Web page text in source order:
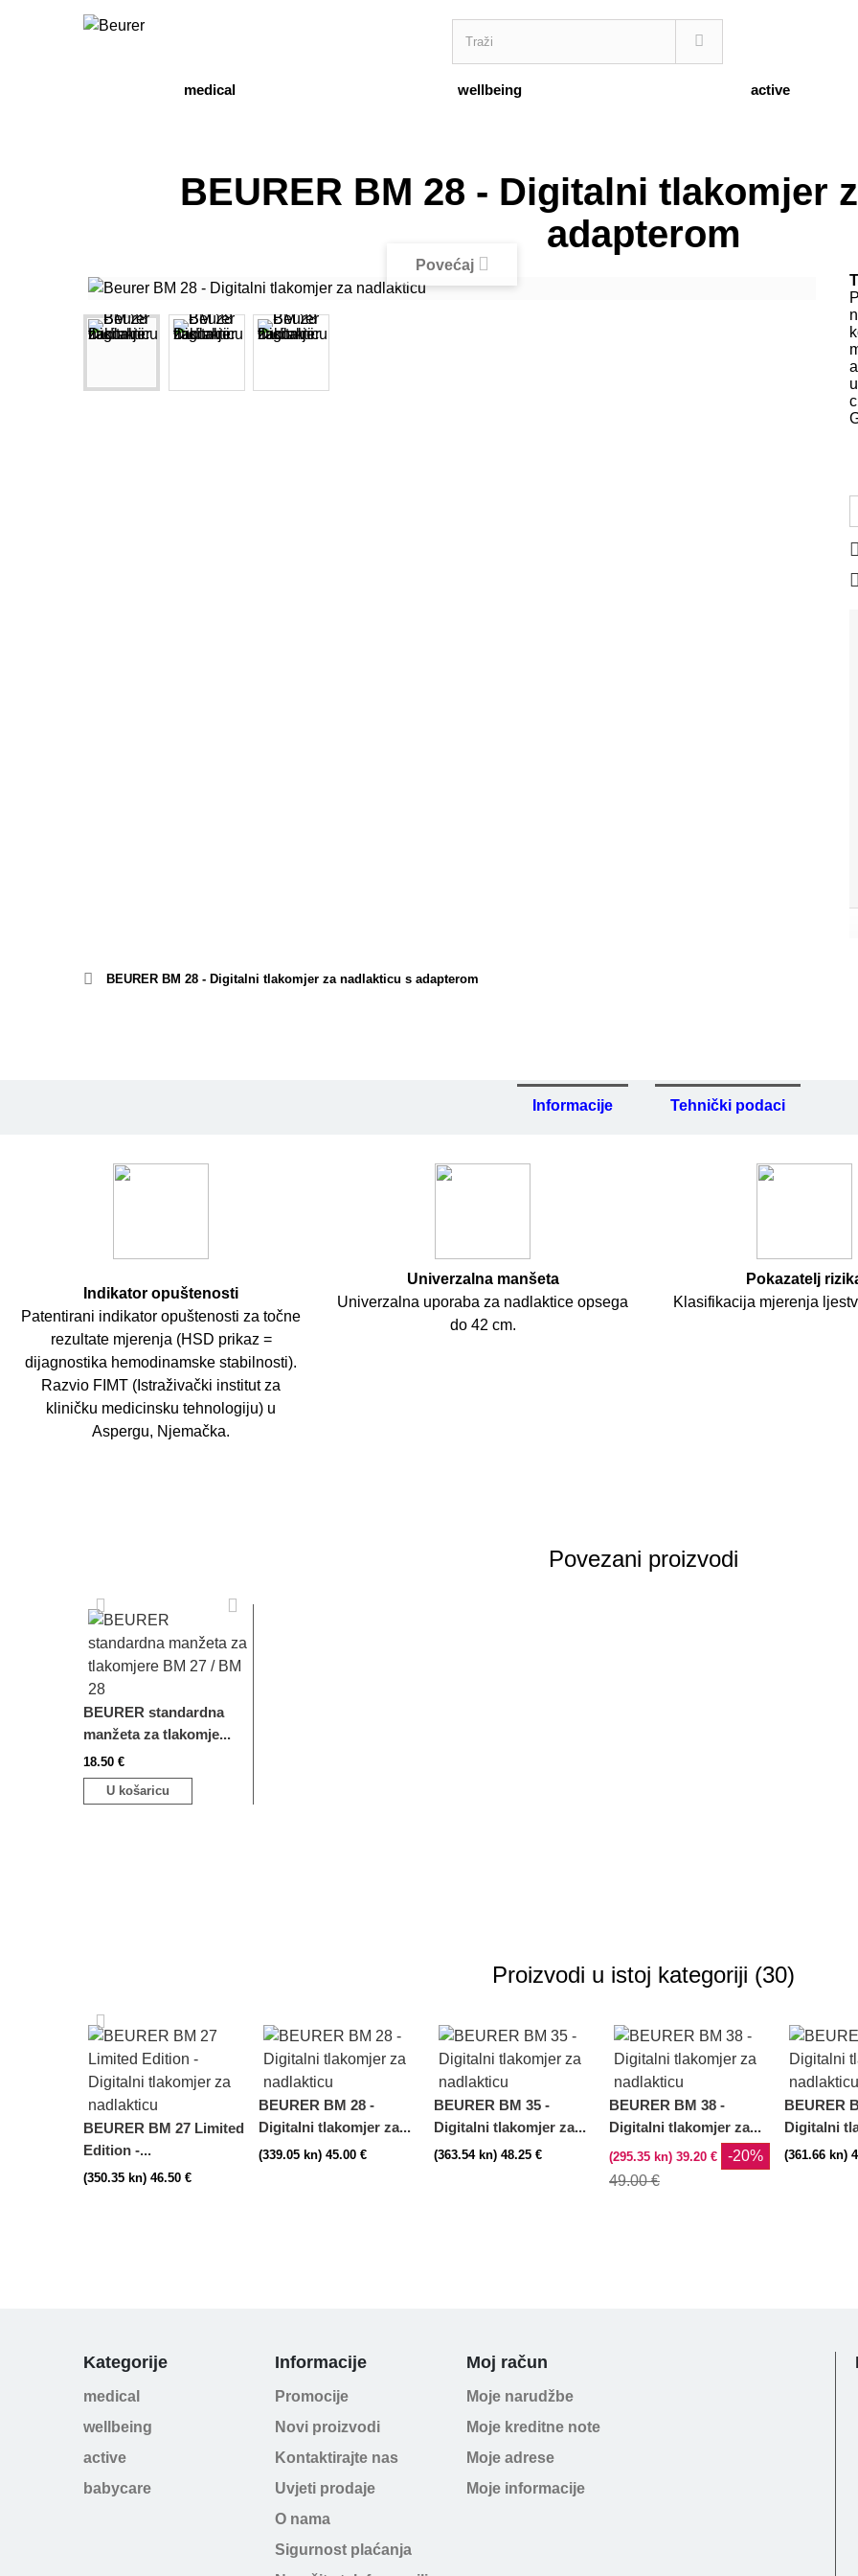
medical wellbeing active
BEURER BM 28 - Digitalni tlakomjer
adapterom
Povećaj
BEURER BM 28 - Digitalni tlakomjer za nadlakticu s adapterom
Informacije Tehnički podaci
Indikator opuštenosti
Patentirani indikator opuštenosti za točne
rezultate mjerenja (HSD prikaz =
dijagnostika hemodinamske stabilnosti).
Razvio FIMT (Istraživački institut za
kliničku medicinsku tehnologiju) u
Aspergu, Njemačka.
Univerzalna manšeta
Univerzalna uporaba za nadlaktice opsega
do 42 cm.
Pokazatelj
Klasifikacija mjerenja
Povezani proizvodi
BEURER standardna
manžeta za tlakomje...
18.50 €
U košaricu
Proizvodi u istoj kategoriji (30)
BEURER BM 27 Limited
Edition -...
(350.35 kn) 46.50 €
BEURER BM 28 -
Digitalni tlakomjer za...
(339.05 kn) 45.00 €
BEURER BM 35 -
Digitalni tlakomjer za...
(363.54 kn) 48.25 €
BEURER BM 38 -
Digitalni tlakomjer za...
(295.35 kn) 39.20 €
-20%
49.00 €
BEURER
Digitalni
(361.66 kn)
Kategorije
medical
wellbeing
active
babycare
Informacije
Promocije
Novi proizvodi
Kontaktirajte nas
Uvjeti prodaje
O nama
Sigurnost plaćanja
Moj račun
Moje narudžbe
Moje kreditne note
Moje adrese
Moje informacije